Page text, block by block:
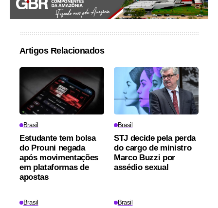
Artigos Relacionados
Brasil
Estudante tem bolsa
do Prouni negada
após movimentações
em plataformas de
apostas
Brasil
STJ decide pela perda
do cargo de ministro
Marco Buzzi por
assédio sexual
Brasil Brasil